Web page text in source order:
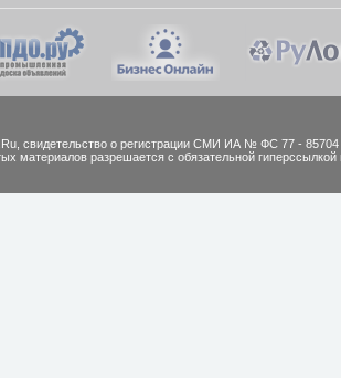
cвидетельство о регистрации СМИ ИА № ФС 77 - 85704
материалов разрешается с обязательной гиперссылкой